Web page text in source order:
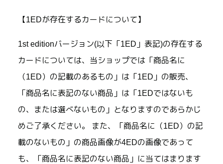
【1EDが存在するカードについて】
1st editionバージョン(以下「1ED」表記)の存在する
カードについては、当ショップでは「商品名に
（1ED）の記載のあるもの」は「1ED」の販売、
「商品名に表記のない商品」は「1EDではないも
の、または選べないもの」となりますのであらかじ
めご了承ください。 また、「商品名に（1ED）の記
載のないもの」の商品画像が4EDの画像であって
も、「商品名に表記のない商品」に当てはまります